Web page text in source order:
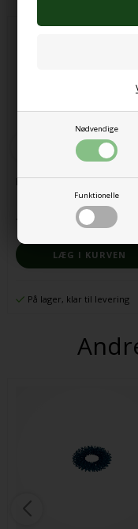
Nødvendige
Funktionelle
Fidgetkasse 16stk
473,00 DKK
På lager, klar til levering